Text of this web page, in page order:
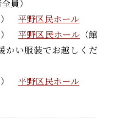
員）
） 平野区民ホール
）平野区民ホール （館
かい服装でお越しくだ
） 平野区民ホール